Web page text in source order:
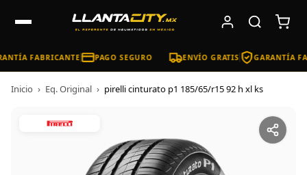
FABRICANTE PAGO SEGURO ENVÍO GRATIS GARANTÍA
Inicio › Eq. Original › pirelli cinturato p1 185/65/r15 92 h xl ks